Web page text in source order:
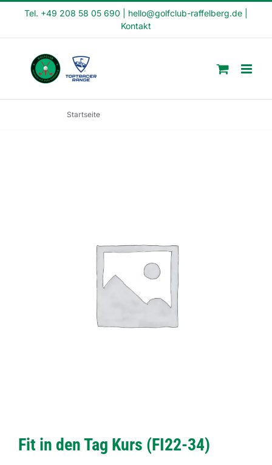
Tel. +49 208 58 05 690 hello@golfclub-raffelberg.de
Kontakt
Startseite
Fit in den Tag Kurs (FI22-34)